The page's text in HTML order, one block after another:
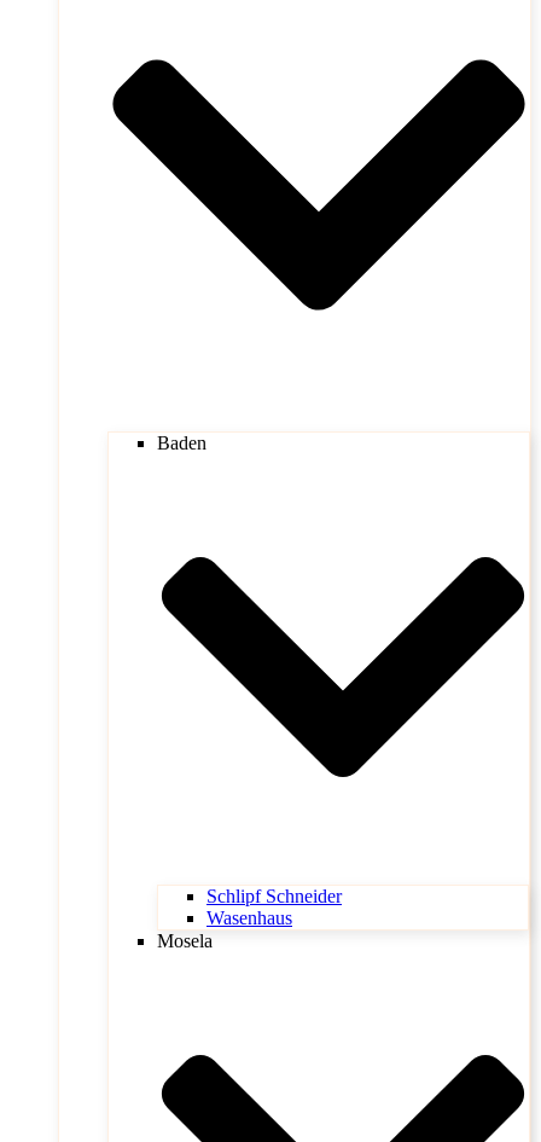
Baden
Schlipf Schneider
Wasenhaus
Mosela